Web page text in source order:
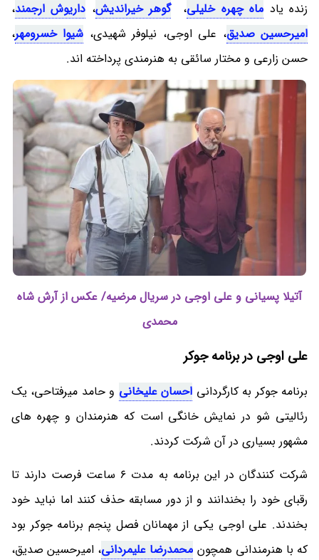
زنده یاد ماه چهره خلیلی،گوهر خیراندیش، داریوش ارجمند،
امیرحسین صدیق، علی اوجی، نیلوفر شهیدی، شیوا خسرومهر،
حسن زارعی و مختار سائقی به هنرمندی پرداخته اند.
آتیلا پسیانی و علی اوجی در سریال مرضیه/ عکس از آرش شاه
محمدی
علی اوجی در برنامه جوکر
برنامه جوکر به کارگردانی احسان علیخانی و حامد میرفتاحی، یک
رئالیتی شو در نمایش خانگی است که هنرمندان و چهره های
مشهور بسیاری در آن شرکت کردند.
شرکت کنندگان در این برنامه به مدت 6 ساعت فرصت دارند تا
رقبای خود را بخندانند و از دور مسابقه حذف کنند اما نباید خود
بخندند. علی اوجی یکی از مهمانان فصل پنجم برنامه جوکر بود
که با هنرمندانی همچون محمدرضا علیمردانی، امیرحسین صدیق،